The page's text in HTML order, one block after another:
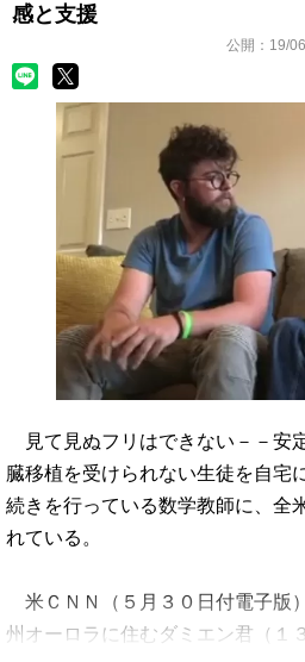
感と支援
公開： 19/
見て見ぬフリはできない－－安
臓移植を受けられない生徒を自宅
続きを行っている数学教師に、全
れている。
米ＣＮＮ（５月３０日付電子版
州オーロラに住むダミエン君（１